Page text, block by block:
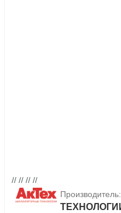
// // // //
Производитель: